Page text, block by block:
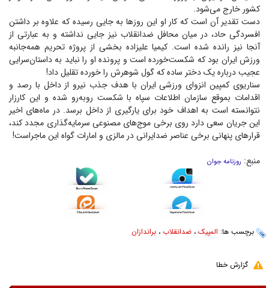
کشور خارج می‌شود.
دست تقدیر آن است که کار او این روز‌ها به جایی رسیده که علاوه بر داشتن
افسردگی حاد، در میان محافل ضدانقلاب نیز جایی نداشته و به عبارتی از
آنجا نیز رانده شده است. کیمیا علیزاده بخشی از پروژه تحریم همه‌جانبه
ورزش ایران بود که شکست‌خورده است و پرونده او را نباید به داستان‌سرایی
عجیب درباره یک دختر ساده که گول شوهرش را خورده تقلیل داد!
سناریوی کمپین انزوای ورزشی ایران با هدف جذب نیرو از داخل با رصد و
اقدامات بموقع سازمان اطلاعات سپاه با شکست روبه‌رو شده و این کارزار
نتوانسته است به اهداف خود برای یارگیری از داخل برسد. در ماه‌های اخیر
این جریان سعی دارد روی برخی موج‌های مصنوعی سرمایه‌گذاری مجدد کند،
قرار‌های پنهانی برخی عناصر ضدایرانی در مالزی و امارات گواه این ماجراست!
منبع: روزنامه جوان
برچسب ها: المپیک ، ضدانقلاب ، براندازان
گزارش خطا